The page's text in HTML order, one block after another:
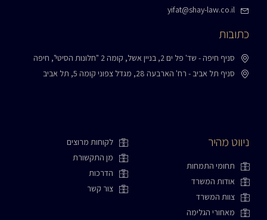
yifat@shay-law.co.il
כתובות
סניף חיפה - שד' פל ים 2, בניין אשל, קומה 2 "חלונות הסיטי", חיפה
סניף תל אביב - רח' הארבעה 28, מגדל צפוני קומה 5, תל אביב
ניווט מהיר
תחומי התמחות
אודות המשרד
צוות המשרד
מאחורי הגלימה
לקוחות מרוצים
מן התקשורת
הדרכות
צור קשר